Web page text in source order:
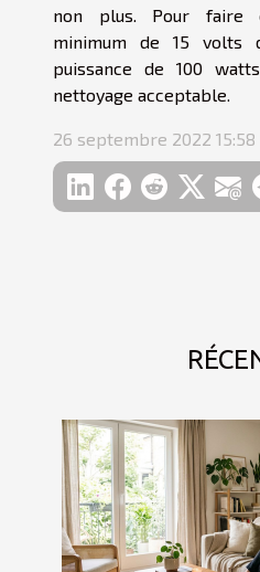
non plus. Pour faire
minimum de 15 volts
puissance de 100
nettoyage acceptable.
26 septembre 2022 15:58